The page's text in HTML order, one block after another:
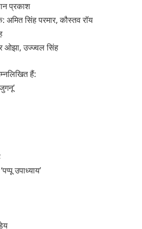
प्रकाश
सिंह परमार, कौस्तव रॉय
ओझा, उज्ज्वल सिंह
हैं:
उपाध्याय’